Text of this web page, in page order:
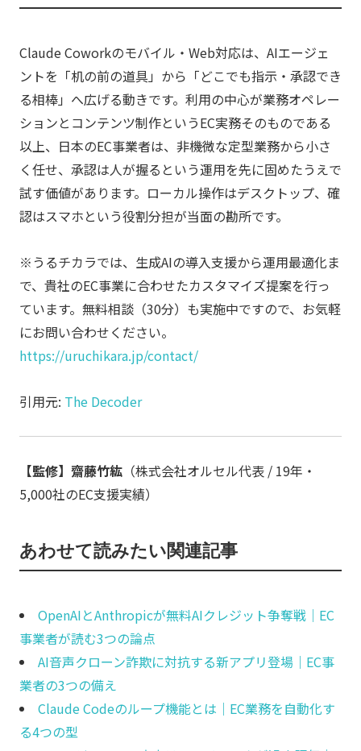
Claude Coworkのモバイル・Web対応は、AIエージェ
ントを「机の前の道具」から「どこでも指示・承認でき
る相棒」へ広げる動きです。利用の中心が業務オペレー
ションとコンテンツ制作というEC実務そのものである
以上、日本のEC事業者は、非機微な定型業務から小さ
く任せ、承認は人が握るという運用を先に固めたうえで
試す価値があります。ローカル操作はデスクトップ、確
認はスマホという役割分担が当面の勘所です。
※うるチカラでは、生成AIの導入支援から運用最適化ま
で、貴社のEC事業に合わせたカスタマイズ提案を行っ
ています。無料相談（30分）も実施中ですので、お気軽
にお問い合わせください。
https://uruchikara.jp/contact/
引用元: The Decoder
【監修】齋藤竹紘（株式会社オルセル代表 / 19年・
5,000社のEC支援実績）
あわせて読みたい関連記事
OpenAIとAnthropicが無料AIクレジット争奪戦｜EC
事業者が読む3つの論点
AI音声クローン詐欺に対抗する新アプリ登場｜EC事
業者の3つの備え
Claude Codeのループ機能とは｜EC業務を自動化す
る4つの型